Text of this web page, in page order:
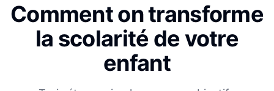
Comment on transforme
la scolarité de votre
enfant